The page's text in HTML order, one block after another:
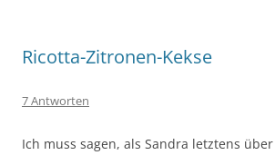
Ricotta-Zitronen-Kekse
7 Antworten
Ich muss sagen, als Sandra letztens